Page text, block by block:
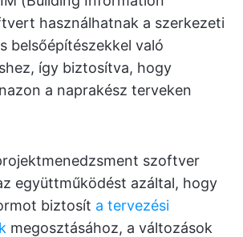
használhatnak a szerkezeti
belsőépítészekkel való
így biztosítva, hogy
a naprakész terveken
szoftver
együttműködést azáltal, hogy
biztosít a tervezési
megosztásához, a változások